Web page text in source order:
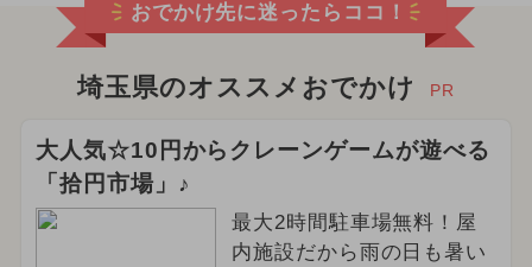
2024年11月のイベント
2024年12月のイベント
2024年10月のイベント
2025年5月のイベント
2025年3月のイベント
おでかけ先に迷ったらココ！
埼玉県のオススメおでかけ PR
大人気☆10円からクレーンゲームが遊べる
「拾円市場」♪
最大2時間駐車場無料！屋
内施設だから雨の日も暑い